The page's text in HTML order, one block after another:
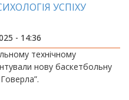
УСПІХУ
- 14:36
технічному
нову баскетбольну